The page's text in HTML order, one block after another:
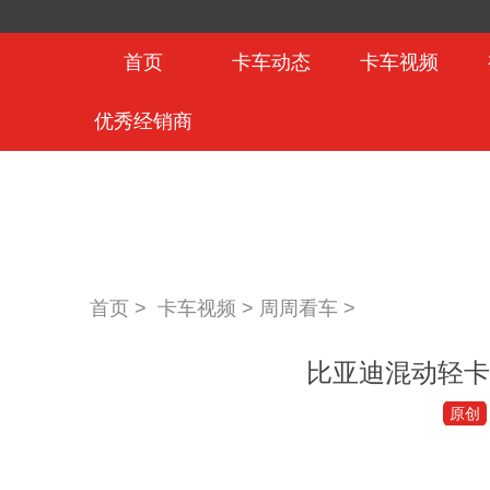
首页 卡车动态 卡车视频
优秀经销商
首页 > 卡车视频 > 周周看车 >
比亚迪混动轻
原创